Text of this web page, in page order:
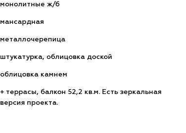
монолитные ж/б
мансардная
металлочерепица
штукатурка, облицовка доской
облицовка камнем
+ террасы, балкон 52,2 кв.м. Есть зеркальная
версия проекта.